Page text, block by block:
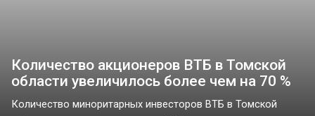
Количество акционеров ВТБ в Томской
области увеличилось более чем на 70 %
Количество миноритарных инвесторов ВТБ в Томской